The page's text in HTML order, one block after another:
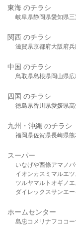
東海 のチラシ
岐阜県静岡県愛知県
関西 のチラシ
滋賀県京都府大阪府
中国 のチラシ
鳥取県島根県岡山県
四国 のチラシ
徳島県香川県愛媛県
九州・沖縄 のチラシ
福岡県佐賀県長崎県
スーパー
いなげや西條アマノ
イオンカスミ マルエツ
ツルヤマルト オギノ
ダイレックスサンエー
ホームセンター
島忠 コメリ ナフコ コ